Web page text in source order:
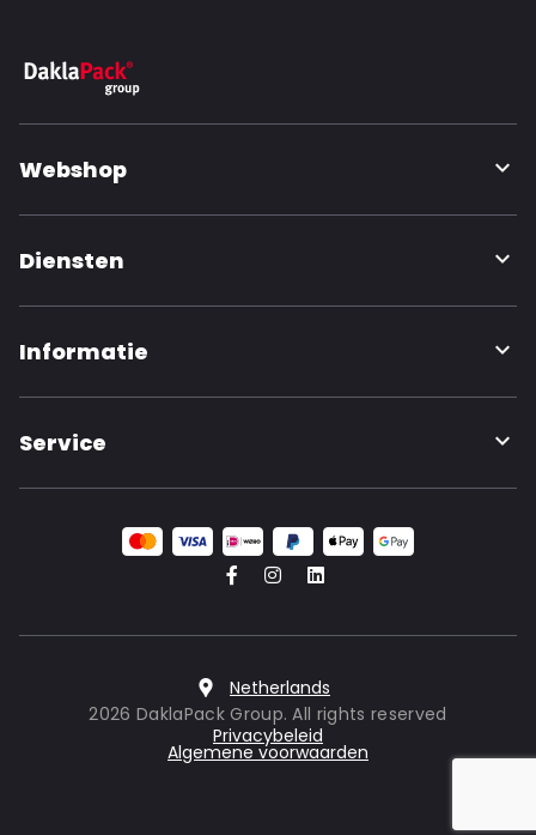
Webshop
Diensten
Informatie
Service
Netherlands
2026 DaklaPack Group. All rights reserved
Privacybeleid
Algemene voorwaarden